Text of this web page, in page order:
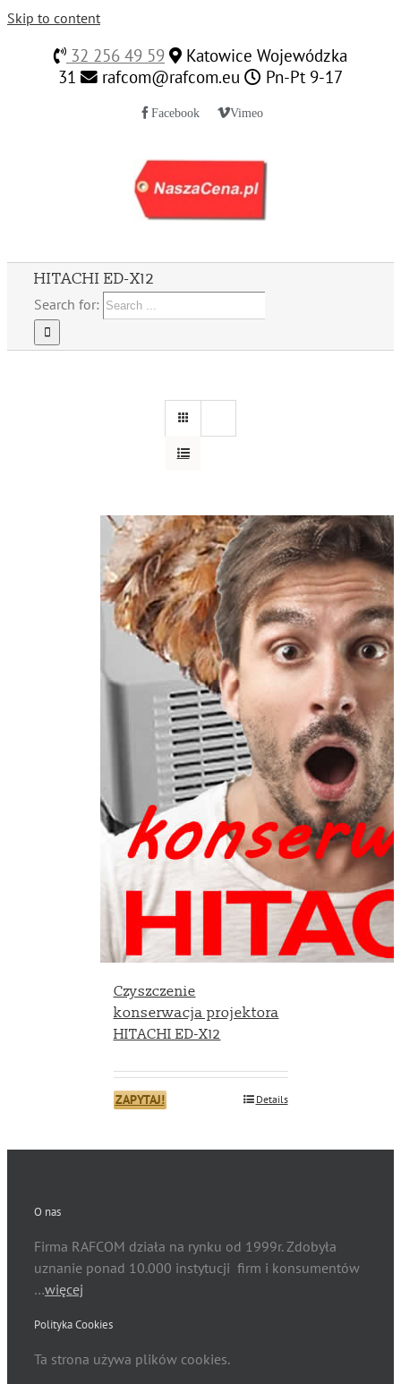
Skip to content
32 256 49 59
Katowice Wojewódzka
31
rafcom@rafcom.eu Pn-Pt 9-17
Facebook Vimeo
HITACHI ED-X12
Search for:
Czyszczenie
konserwacja projektora
HITACHI ED-X12
ZAPYTAJ! Details
O nas
Firma RAFCOM działa na rynku od 1999r. Zdobyła
uznanie ponad 10.000 instytucji firm i konsumentów
…więcej
Polityka Cookies
Ta strona używa plików cookies.